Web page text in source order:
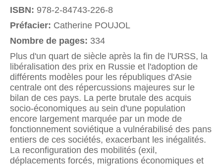
ISBN: 978-2-84743-226-8
Préfacier: Catherine POUJOL
Nombre de pages: 334
Plus d'un quart de siècle après la fin de l'URSS, la
libéralisation des prix en Russie et l'adoption de
différents modèles pour les républiques d'Asie
centrale ont des répercussions majeures sur le
bilan de ces pays. La perte brutale des acquis
socio-économiques au sein d'une population
encore largement marquée par un mode de
fonctionnement soviétique a vulnérabilisé des pans
entiers de ces sociétés, exacerbant les inégalités.
La reconfiguration des mobilités (exil,
déplacements forcés, migrations économiques et